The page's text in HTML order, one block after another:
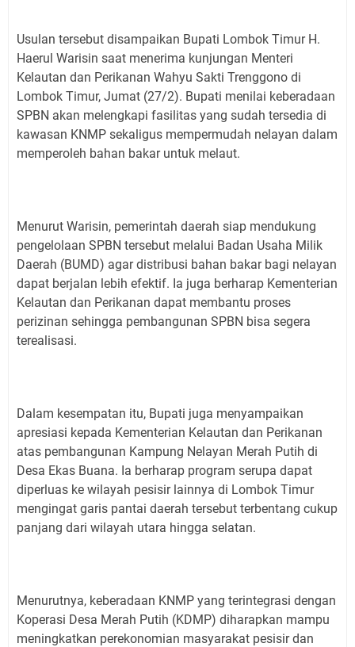
Usulan tersebut disampaikan Bupati Lombok Timur H.
Haerul Warisin saat menerima kunjungan Menteri
Kelautan dan Perikanan Wahyu Sakti Trenggono di
Lombok Timur, Jumat (27/2). Bupati menilai keberadaan
SPBN akan melengkapi fasilitas yang sudah tersedia di
kawasan KNMP sekaligus mempermudah nelayan dalam
memperoleh bahan bakar untuk melaut.
Menurut Warisin, pemerintah daerah siap mendukung
pengelolaan SPBN tersebut melalui Badan Usaha Milik
Daerah (BUMD) agar distribusi bahan bakar bagi nelayan
dapat berjalan lebih efektif. Ia juga berharap Kementerian
Kelautan dan Perikanan dapat membantu proses
perizinan sehingga pembangunan SPBN bisa segera
terealisasi.
Dalam kesempatan itu, Bupati juga menyampaikan
apresiasi kepada Kementerian Kelautan dan Perikanan
atas pembangunan Kampung Nelayan Merah Putih di
Desa Ekas Buana. Ia berharap program serupa dapat
diperluas ke wilayah pesisir lainnya di Lombok Timur
mengingat garis pantai daerah tersebut terbentang cukup
panjang dari wilayah utara hingga selatan.
Menurutnya, keberadaan KNMP yang terintegrasi dengan
Koperasi Desa Merah Putih (KDMP) diharapkan mampu
meningkatkan perekonomian masyarakat pesisir dan